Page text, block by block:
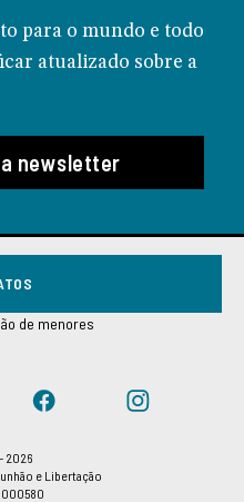
para o mundo e todo
atualizado sobre a
newsletter
de menores
2026
e Libertação